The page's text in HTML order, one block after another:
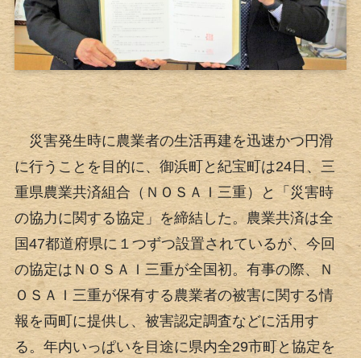
災害発生時に農業者の生活再建を迅速かつ円滑
に行うことを目的に、御浜町と紀宝町は24日、三
重県農業共済組合（ＮＯＳＡＩ三重）と「災害時
の協力に関する協定」を締結した。農業共済は全
国47都道府県に１つずつ設置されているが、今回
の協定はＮＯＳＡＩ三重が全国初。有事の際、Ｎ
ＯＳＡＩ三重が保有する農業者の被害に関する情
報を両町に提供し、被害認定調査などに活用す
る。年内いっぱいを目途に県内全29市町と協定を